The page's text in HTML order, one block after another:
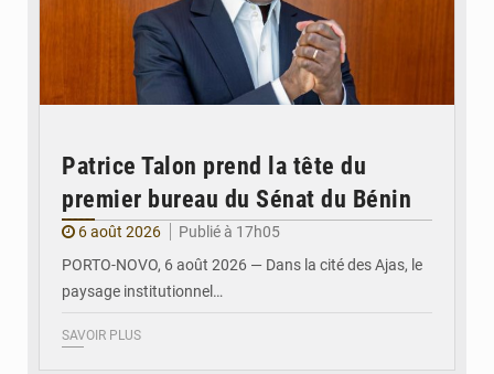
Patrice Talon prend la tête du
premier bureau du Sénat du Bénin
6 août 2026
Publié à 17h05
PORTO-NOVO, 6 août 2026 — Dans la cité des Ajas, le
paysage institutionnel…
SAVOIR PLUS